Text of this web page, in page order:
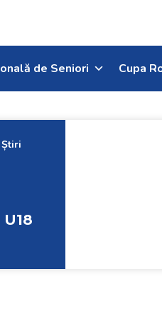
de Seniori Cupa
Știri